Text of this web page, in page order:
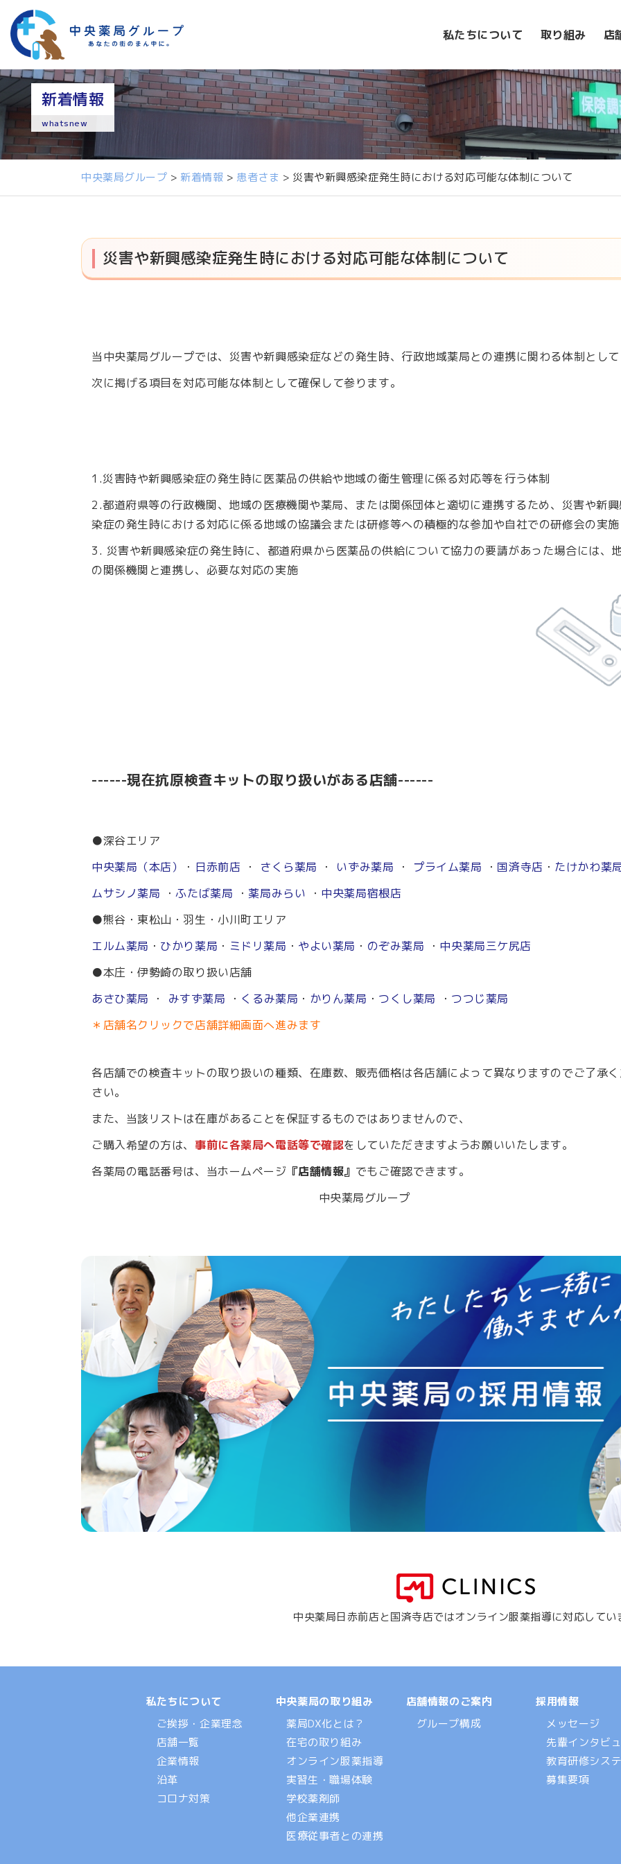
私たちについて 取り組み 店
新着情報
whatsnew
中央薬局グループ > 新着情報 > 患者さま > 災害や新興感染症発生時における対応可能な体制について
災害や新興感染症発生時における対応可能な体制について
当中央薬局グループでは、災害や新興感染症などの発生時、行政地域薬局との連携に関わる体制として
次に掲げる項目を対応可能な体制として確保して参ります。
1.災害時や新興感染症の発生時に医薬品の供給や地域の衛生管理に係る対応等を行う体制
2.都道府県等の行政機関、地域の医療機関や薬局、または関係団体と適切に連携するため、災害や新
染症の発生時における対応に係る地域の協議会または研修等への積極的な参加や自社での研修会の実施
3. 災害や新興感染症の発生時に、都道府県から医薬品の供給について協力の要請があった場合には、
の関係機関と連携し、必要な対応の実施
------現在抗原検査キットの取り扱いがある店舗------
●深谷エリア
中央薬局（本店）
・ 日赤前店 ・ さくら薬局 ・ いずみ薬局 ・ プライム薬局 ・ 国済寺店 ・ たけかわ薬
ムサシノ薬局
・ふたば薬局 ・ 薬局みらい ・ 中央薬局宿根店
●熊谷・東松山・羽生・小川町エリア
エルム薬局 ・ ひかり薬局 ・ ミドリ薬局 ・ やよい薬局 ・ のぞみ薬局 ・ 中央薬局三ケ尻店
●本庄・伊勢崎の取り扱い店舗
あさひ薬局 ・ みすず薬局 ・ くるみ薬局 ・ かりん薬局 ・ つくし薬局 ・ つつじ薬局
＊店舗名クリックで店舗詳細画面へ進みます
各店舗での検査キットの取り扱いの種類、在庫数、販売価格は各店舗によって異なりますのでご了承
さい。
また、当該リストは在庫があることを保証するものではありませんので、
ご購入希望の方は、 事前に各薬局へ電話等で確認をしていただきますようお願いいたします。
各薬局の電話番号は、当ホームページ 『店舗情報』 でもご確認できます。
中央薬局グループ
中央薬局日赤前店と国済寺店ではオンライン服薬指導に対応してい
私たちについて
ご挨拶・企業理念
店舗一覧
企業情報
沿革
コロナ対策
中央薬局の取り組み
薬局DX化とは？
在宅の取り組み
オンライン服薬指導
実習生・職場体験
学校薬剤師
他企業連携
医療従事者との連携
店舗情報のご案内
グループ構成
採用情報
メッセージ
先輩インタビ
教育研修シス
募集要項